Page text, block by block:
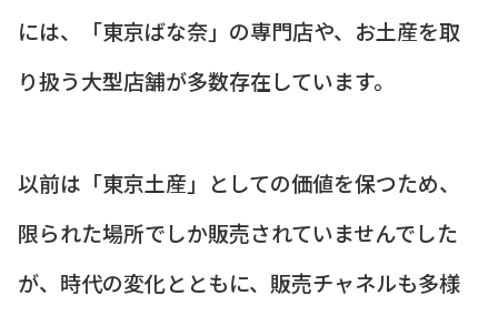
には、「東京ばな奈」の専門店や、お土産を取
り扱う大型店舗が多数存在しています。
以前は「東京土産」としての価値を保つため、
限られた場所でしか販売されていませんでした
が、時代の変化とともに、販売チャネルも多様